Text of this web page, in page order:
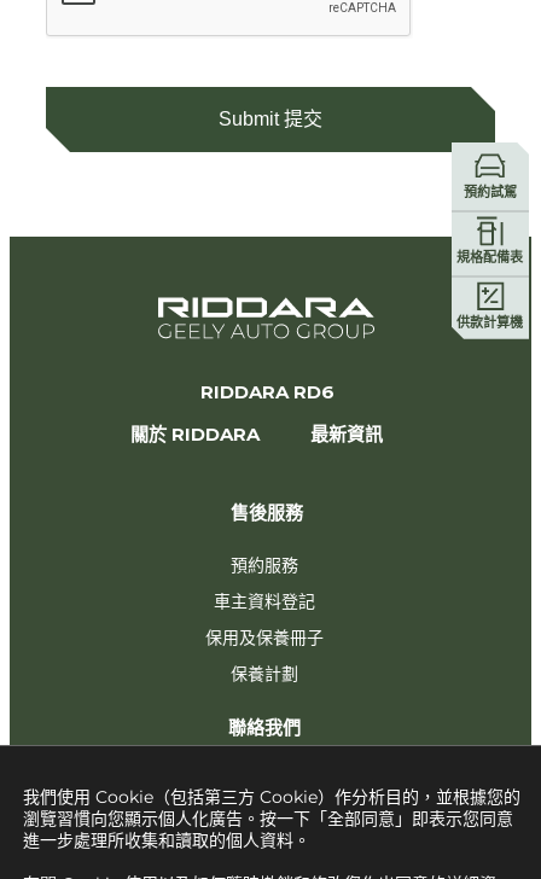
Submit 提交
預約試駕
規格配備表
供款計算機
RIDDARA RD6
關於 RIDDARA
最新資訊
售後服務
預約服務
車主資料登記
保用及保養冊子
保養計劃
聯絡我們
我們使用 Cookie（包括第三方 Cookie）作分析目的，並根據您的
瀏覽習慣向您顯示個人化廣告。按一下「全部同意」即表示您同意
進一步處理所收集和讀取的個人資料。